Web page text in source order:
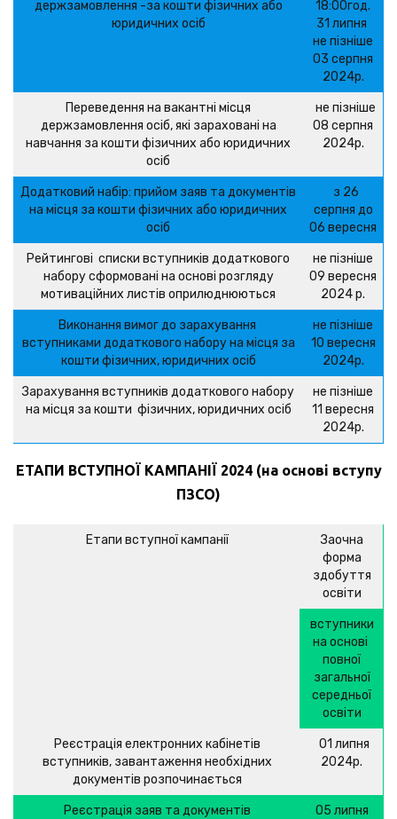
держзамовлення -за кошти фізичних або
юридичних осіб
18:00год.
31 липня
не пізніше
03 серпня
2024р.
Переведення на вакантні місця
держзамовлення осіб, які зараховані на
навчання за кошти фізичних або юридичних
осіб
не пізніше
08 серпня
2024р.
Додатковий набір: прийом заяв та документів
на місця за кошти фізичних або юридичних
осіб
з 26
серпня до
06 вересня
Рейтингові списки вступників додаткового
набору сформовані на основі розгляду
мотиваційних листів оприлюднюються
не пізніше
09 вересня
2024 р.
Виконання вимог до зарахування
вступниками додаткового набору на місця за
кошти фізичних, юридичних осіб
не пізніше
10 вересня
2024р.
Зарахування вступників додаткового набору
на місця за кошти фізичних, юридичних осіб
не пізніше
11 вересня
2024р.
ЕТАПИ ВСТУПНОЇ КАМПАНІЇ 2024 (на основі вступу
ПЗСО)
Етапи вступної кампанії
Заочна
форма
здобуття
освіти
вступники
на основі
повної
загальної
середньої
освіти
Реєстрація електронних кабінетів
вступників, завантаження необхідних
документів розпочинається
01 липня
2024р.
Реєстрація заяв та документів
05 липня